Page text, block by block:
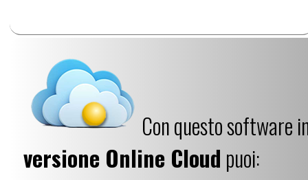
Con questo software
versione Online Cloud puoi: